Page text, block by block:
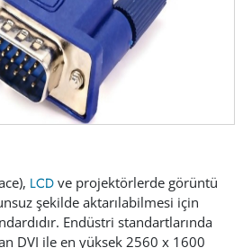
LCD ve projektörlerde görüntü
şekilde aktarılabilmesi için
Endüstri standartlarında
DVI ile en yüksek 2560 x 1600